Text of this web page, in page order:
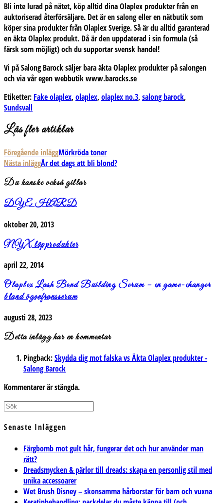
Bli inte lurad på nätet, köp alltid dina Olaplex produkter från en
auktoriserad återförsäljare. Det är en salong eller en nätbutik som
köper sina produkter från Olaplex Sverige. Så är du alltid garanterad
en äkta Olaplex produkt. Då är den uppdaterad i sin formula (så
färsk som möjligt) och du supportar svensk handel!
Vi på Salong Barock säljer bara äkta Olaplex produkter på salongen
och via vår egen webbutik www.barocks.se
Etiketter: Fake olaplex,olaplex,olaplex no.3,salong barock,
Sundsvall
Läs fler artiklar
Föregående inläggMörkröda toner
Nästa inläggÄr det dags att bli blond?
Du kanske också gillar
DYE HARD
oktober 20, 2013
NYX läpprodukter
april 22, 2014
Olaplex Lash Bond Building Serum – en game-changer
bland ögonfransserum
augusti 28, 2023
Detta inlägg har en kommentar
Pingback:Skydda dig mot falska vs Äkta Olaplex produkter -
Salong Barock
Kommentarer är stängda.
Senaste Inläggen
Färgbomb mot gult hår, fungerar det och hur använder man
rätt?
Dreadsmycken & pärlor till dreads: skapa en personlig stil med
unika accessoarer
Wet Brush Disney – skonsamma hårborstar för barn och vuxna